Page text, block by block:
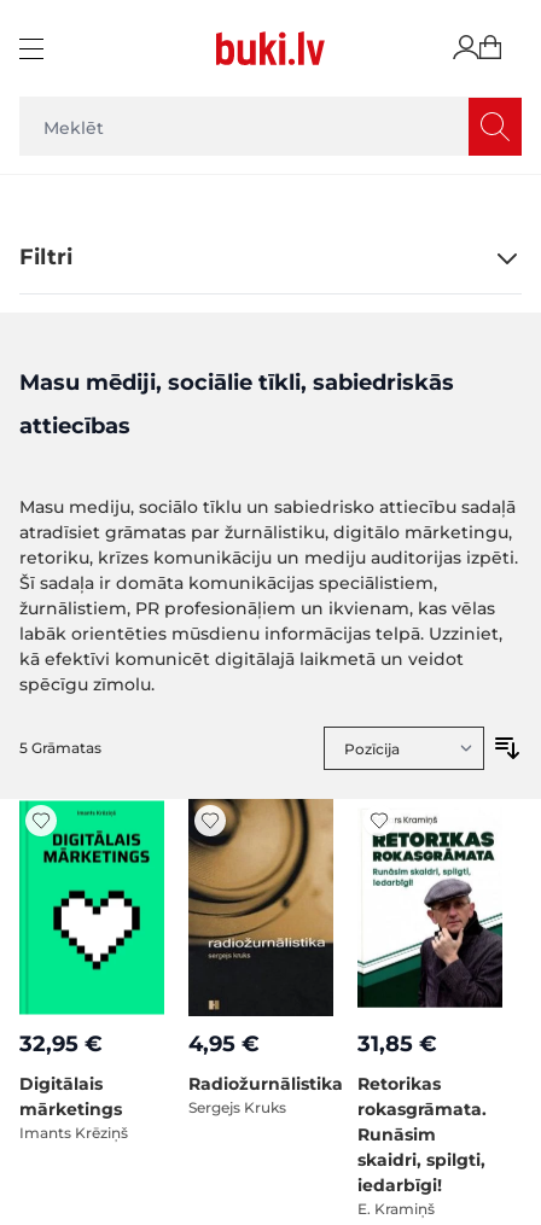
Filtri
Masu mēdiji, sociālie tīkli, sabiedriskās
attiecības
Masu mediju, sociālo tīklu un sabiedrisko attiecību sadaļā
atradīsiet grāmatas par žurnālistiku, digitālo mārketingu,
retoriku, krīzes komunikāciju un mediju auditorijas izpēti.
Šī sadaļa ir domāta komunikācijas speciālistiem,
žurnālistiem, PR profesionāļiem un ikvienam, kas vēlas
labāk orientēties mūsdienu informācijas telpā. Uzziniet,
kā efektīvi komunicēt digitālajā laikmetā un veidot
spēcīgu zīmolu.
5 Grāmatas
32,95 €
Digitālais
mārketings
Imants Krēziņš
4,95 €
Radiožurnālistika
Sergejs Kruks
31,85 €
Retorikas
rokasgrāmata.
Runāsim
skaidri, spilgti,
iedarbīgi!
E. Kramiņš